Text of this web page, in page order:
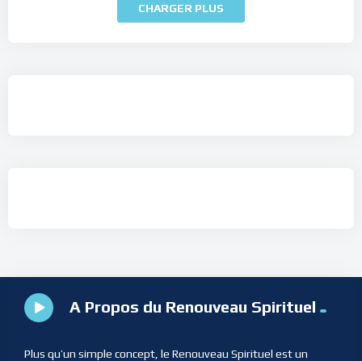
CHARGER PLUS
A Propos du Renouveau Spirituel
Plus qu’un simple concept, le Renouveau Spirituel est un